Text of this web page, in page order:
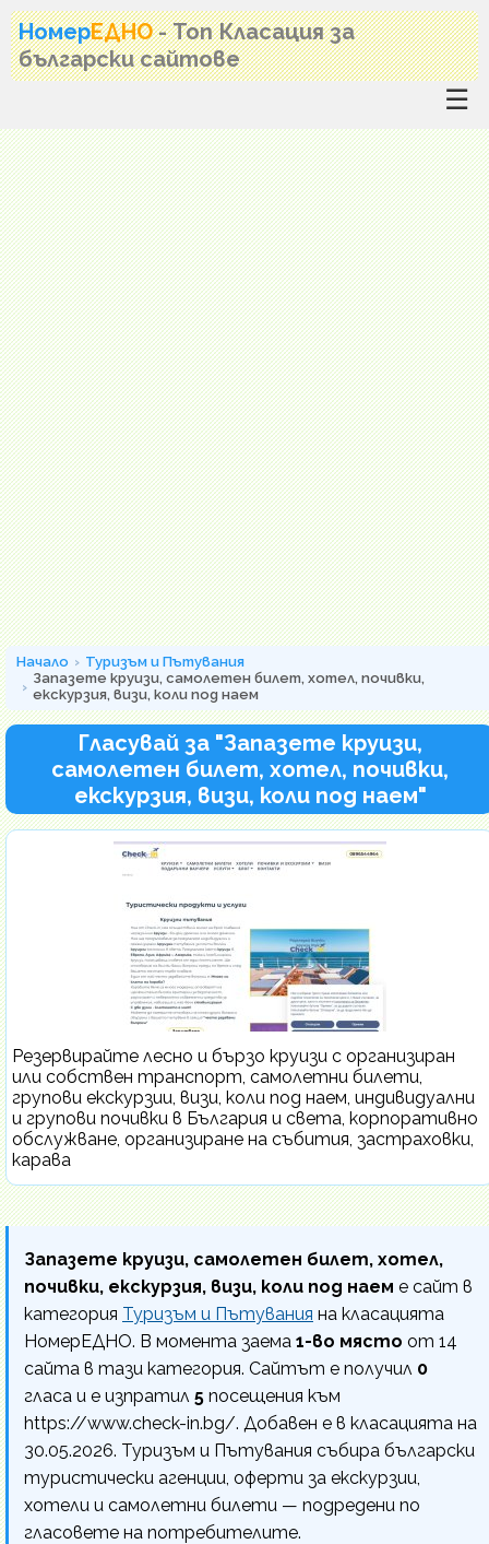
НомерЕДНО - Топ Класация за
български сайтове
☰
Начало
Туризъм и Пътувания
Запазете круизи, самолетен билет, хотел, почивки,
екскурзия, визи, коли под наем
Гласувай за "Запазете круизи,
самолетен билет, хотел, почивки,
екскурзия, визи, коли под наем"
Резервирайте лесно и бързо круизи с организиран
или собствен транспорт, самолетни билети,
групови екскурзии, визи, коли под наем, индивидуални
и групови почивки в България и света, корпоративно
обслужване, организиране на събития, застраховки,
карава
Запазете круизи, самолетен билет, хотел,
почивки, екскурзия, визи, коли под наем е сайт в
категория Туризъм и Пътувания на класацията
НомерЕДНО. В момента заема 1-во място от 14
сайта в тази категория. Сайтът е получил 0
гласа и е изпратил 5 посещения към
https://www.check-in.bg/. Добавен е в класацията на
30.05.2026. Туризъм и Пътувания събира български
туристически агенции, оферти за екскурзии,
хотели и самолетни билети — подредени по
гласовете на потребителите.